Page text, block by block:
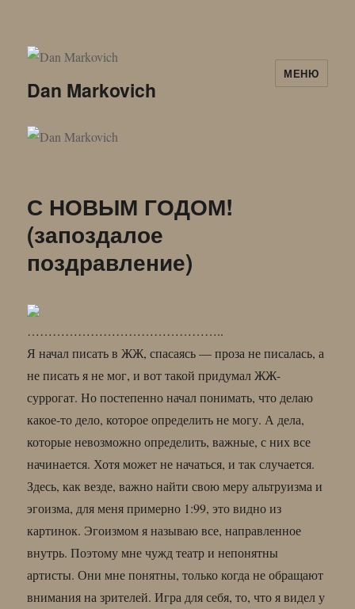
Dan Markovich
МЕНЮ
С НОВЫМ ГОДОМ!
(запоздалое
поздравление)
………………………………………..
Я начал писать в ЖЖ, спасаясь — проза не писалась, а
не писать я не мог, и вот такой придумал ЖЖ-
суррогат. Но постепенно начал понимать, что делаю
какое-то дело, которое определить не могу. А дела,
которые невозможно определить, важные, с них все
начинается. Хотя может не начаться, и так случается.
Здесь, как везде, важно найти свою меру альтруизма и
эгоизма, для меня примерно 1:99, это видно из
картинок. Эгоизмом я называю все, направленное
внутрь. Поэтому мне чужд театр и непонятны
артисты. Они мне понятны, только когда не обращают
внимания на зрителей. Игра для себя, то, что я видел у